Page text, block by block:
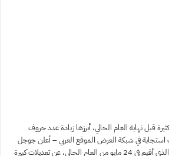
قبل نهاية العام الحالي، أبرزها زيادة عدد حروف
استجابة في شبكة العرض الموقع العربي – أعلن جوجل
قبل بضعة أيام، خلال المؤتمر الذي أقيم في 24 مايو من العام الحالي، عن تعديلات كبيرة